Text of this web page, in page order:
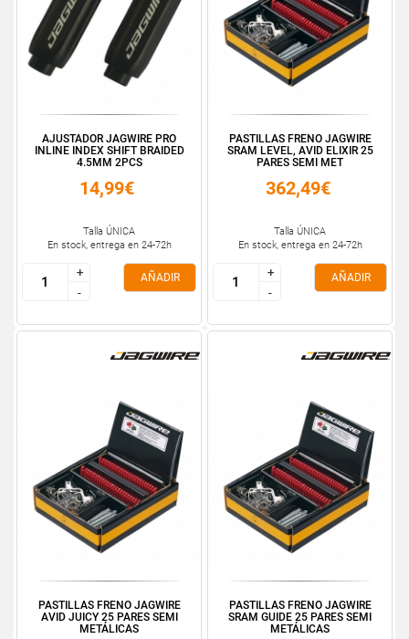
AJUSTADOR JAGWIRE PRO
INLINE INDEX SHIFT BRAIDED
4.5MM 2PCS
14,99€
Talla ÚNICA
En stock, entrega en 24-72h
+
-
+
-
AÑADIR
PASTILLAS FRENO JAGWIRE
SRAM LEVEL, AVID ELIXIR 25
PARES SEMI MET
362,49€
Talla ÚNICA
En stock, entrega en 24-72h
+
-
+
-
AÑADIR
PASTILLAS FRENO JAGWIRE
AVID JUICY 25 PARES SEMI
METÁLICAS
PASTILLAS FRENO JAGWIRE
SRAM GUIDE 25 PARES SEMI
METÁLICAS